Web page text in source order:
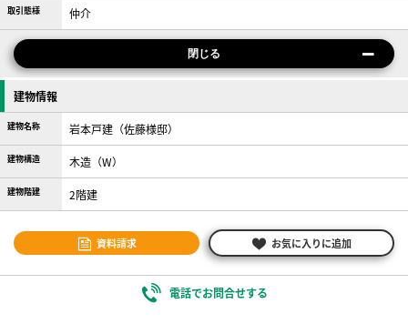
取引態様 仲介
閉じる
建物情報
建物名称 岩本戸建（佐藤様邸）
建物構造 木造（W）
建物階建 2階建
資料請求 お気に入りに追加
電話でお問合せする